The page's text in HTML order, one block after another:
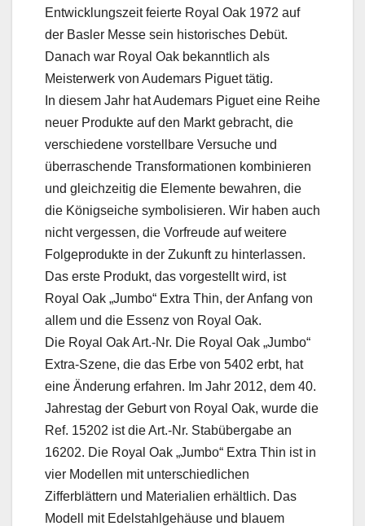
Entwicklungszeit feierte Royal Oak 1972 auf
der Basler Messe sein historisches Debüt.
Danach war Royal Oak bekanntlich als
Meisterwerk von Audemars Piguet tätig.
In diesem Jahr hat Audemars Piguet eine Reihe
neuer Produkte auf den Markt gebracht, die
verschiedene vorstellbare Versuche und
überraschende Transformationen kombinieren
und gleichzeitig die Elemente bewahren, die
die Königseiche symbolisieren. Wir haben auch
nicht vergessen, die Vorfreude auf weitere
Folgeprodukte in der Zukunft zu hinterlassen.
Das erste Produkt, das vorgestellt wird, ist
Royal Oak „Jumbo“ Extra Thin, der Anfang von
allem und die Essenz von Royal Oak.
Die Royal Oak Art.-Nr. Die Royal Oak „Jumbo“
Extra-Szene, die das Erbe von 5402 erbt, hat
eine Änderung erfahren. Im Jahr 2012, dem 40.
Jahrestag der Geburt von Royal Oak, wurde die
Ref. 15202 ist die Art.-Nr. Stabübergabe an
16202. Die Royal Oak „Jumbo“ Extra Thin ist in
vier Modellen mit unterschiedlichen
Zifferblättern und Materialien erhältlich. Das
Modell mit Edelstahlgehäuse und blauem